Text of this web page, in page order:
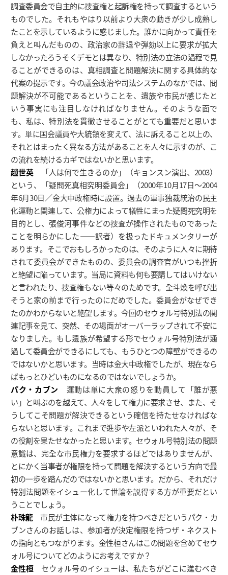
調査委員会で自主的に捜査権と起訴権を持って調査するという
ものでした。それもやはり以前より大衆の動きが少し成熟し
たことを示しているように感じました。誰かに向かって責任を
負えと叫んだものの、政治家の辞退や弾劾以上に要求が拡大
しなかったろうそくデモとは異なり、特別法の立法の過程で見
ることができるのは、真相調査と問題解決に関する具体的な
代案の提示です。今の議会政治や司法システムのなかでは、問
題解決が不可能であるということを、遺族や市民が感じたと
いう事実にも注目しなければなりません。そのような面で
も、私は、特別法を貫徹させることがとても重要だと思いま
す。単に国会議員や大統領を変えて、法に訴えること以上の、
それとはまったく異なる方法があることを人々に示すのが、こ
の流れを続けるカギではないかと思います。
趙世英 「人は何で生きるのか」（キョンスン演出、2003）
という、「疑問死真相究明委員会」（2000年10月17日～2004
年6月30日／金大中政権時に設置。過去の軍事独裁統治の民主
化運動と関連して、公権力によって犠牲にまった疑問死究明を
目的とし、張俊河事件などの捜査が操作されたものであった
ことを明らかにした――訳者）を扱ったドキュメンタリーが
あります。そこでおもしろかったのは、そのように人々に期待
されて委員会ができたものの、委員会の調査官がいつも挫折
と絶望に陥っています。当局に資料も何も要請してはいけない
と言われたり、捜査権もない等々のためです。全斗煥を呼び出
そうと家の前まで行ったのにだめでした。委員会がなぜでき
たのかわからないと絶望します。今回のセウォル号特別法の関
連記事を見て、突然、その場面がオーバーラップされて不安に
なりました。もし遺族が希望する形でセウォル号特別法が通
過して委員会ができるにしても、もうひとつの障壁ができるの
ではないかと思います。当時は金大中政権でしたが、現在なら
ばもっとひどいものになるのではないでしょうか。
パク・カブン 運動は単に大衆の怒りを動員して「誰が悪
い」と叫ぶのを越えて、人々をして権力に要求させ、また、そ
うしてこそ問題が解決できるという確信を持たせなければな
らないと思います。これまで進歩や左派といわれた人々が、そ
の役割を果たせなかったと思います。セウォル号特別法の問題
意識は、完全な市民権力を要求するほどではありませんが、
とにかく当事者が権限を持って問題を解決するという方向で最
初の一歩を踏んだのではないかと思います。だから、それだけ
特別法問題をイシュー化して世論を説得する方が重要だとい
うことでしょう。
朴珠龍市民が主体になって権力を持つべきだというパク・カ
ブンさんのお話しは、参加者が決定権限を持つザ・ネクスト
の指向ともつながります。金性桓さんはこの問題を含めてセウ
ォル号についてどのようにお考えですか？
金性桓 セウォル号のイシューは、私たちがどこに進むべき